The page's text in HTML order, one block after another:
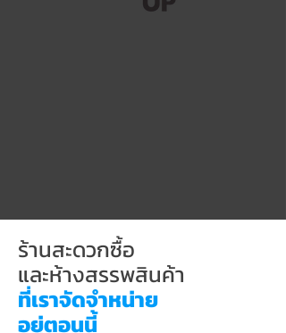
ร้านสะดวกซื้อ
และห้างสรรพสินค้า
ที่เราจัดจำหน่าย
อยู่ตอนนี้